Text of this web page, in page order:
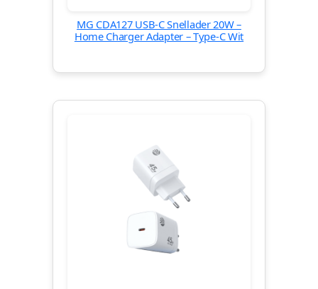
MG CDA127 USB-C Snellader 20W –
Home Charger Adapter – Type-C Wit